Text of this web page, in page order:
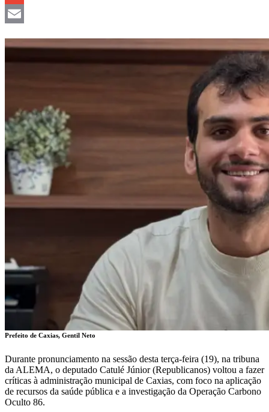
Gmail
Prefeito de Caxias, Gentil Neto
Durante pronunciamento na sessão desta terça-feira (19), na tribuna
da ALEMA, o deputado Catulé Júnior (Republicanos) voltou a fazer
críticas à administração municipal de Caxias, com foco na aplicação
de recursos da saúde pública e a investigação da Operação Carbono
Oculto 86.